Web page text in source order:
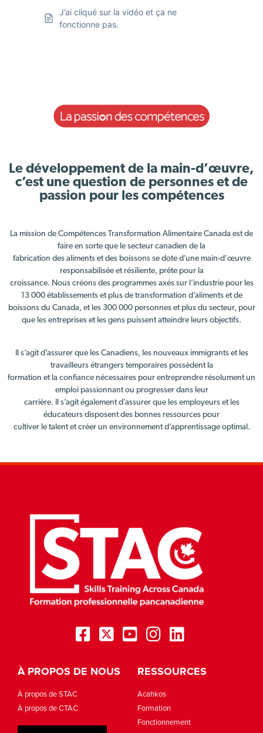
J’ai cliqué sur la vidéo et ça ne
fonctionne pas.
Le développement de la main-d’œuvre,
c’est une question de personnes et de
passion pour les compétences
La mission de Compétences Transformation Alimentaire Canada est de
faire en sorte que le secteur canadien de la
fabrication des aliments et des boissons se dote d’une main-d’œuvre
responsabilisée et résiliente, prête pour la
croissance. Nous créons des programmes axés sur l’industrie pour les
13 000 établissements et plus de transformation d’aliments et de
boissons du Canada, et les 300 000 personnes et plus du secteur, pour
que les entreprises et les gens puissent atteindre leurs objectifs.
Il s’agit d’assurer que les Canadiens, les nouveaux immigrants et les
travailleurs étrangers temporaires possèdent la
formation et la confiance nécessaires pour entreprendre résolument un
emploi passionnant ou progresser dans leur
carrière. Il s’agit également d’assurer que les employeurs et les
éducateurs disposent des bonnes ressources pour
cultiver le talent et créer un environnement d’apprentissage optimal.
À PROPOS DE NOUS
À propos de STAC
À propos de CTAC
RESSOURCES
Acahkos
Formation
Fonctionnement